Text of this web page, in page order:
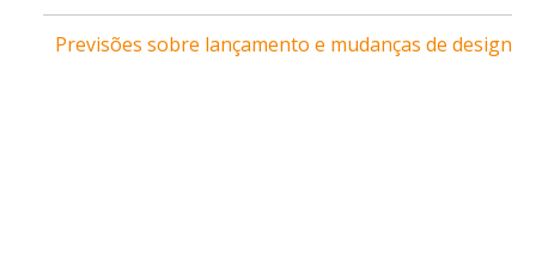
Previsões sobre lançamento e mudanças de design